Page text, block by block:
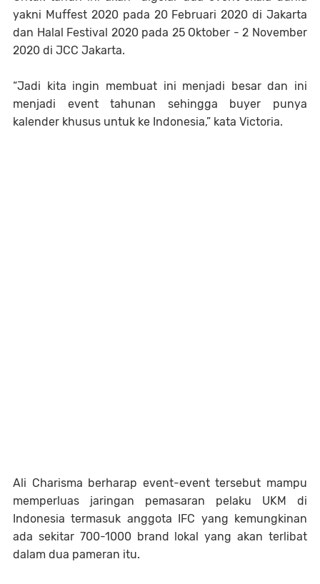
yakni Muffest 2020 pada 20 Februari 2020 di Jakarta
dan Halal Festival 2020 pada 25 Oktober - 2 November
2020 di JCC Jakarta.
“Jadi kita ingin membuat ini menjadi besar dan ini
menjadi event tahunan sehingga buyer punya
kalender khusus untuk ke Indonesia,” kata Victoria.
Ali Charisma berharap event-event tersebut mampu
memperluas jaringan pemasaran pelaku UKM di
Indonesia termasuk anggota IFC yang kemungkinan
ada sekitar 700-1000 brand lokal yang akan terlibat
dalam dua pameran itu.